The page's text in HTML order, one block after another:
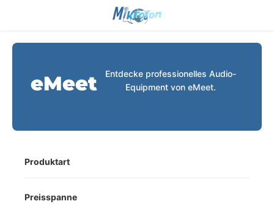
eMeet
Entdecke professionelles Audio-
Equipment von eMeet.
Produktart
Preisspanne